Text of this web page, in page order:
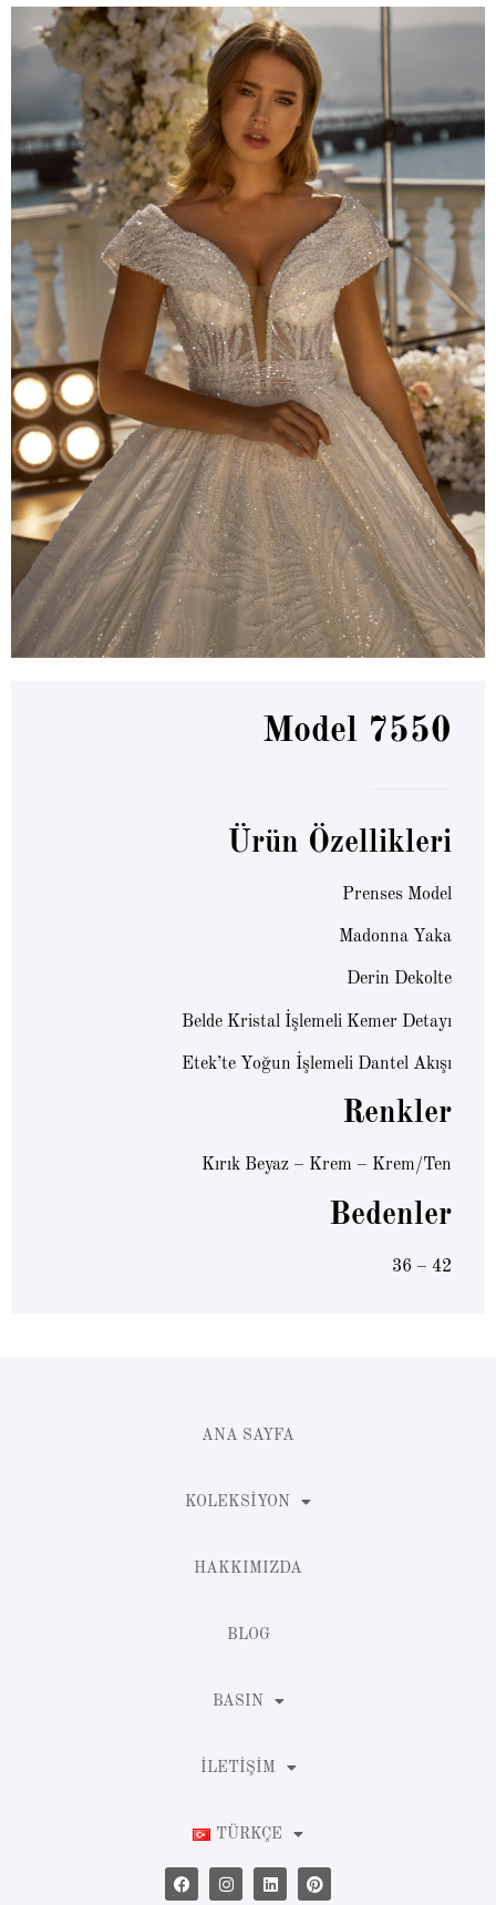
Model 7550
Ürün Özellikleri
Prenses Model
Madonna Yaka
Derin Dekolte
Belde Kristal İşlemeli Kemer Detayı
Etek’te Yoğun İşlemeli Dantel Akışı
Renkler
Kırık Beyaz – Krem – Krem/Ten
Bedenler
36 – 42
ANA SAYFA
KOLEKSIYON
HAKKIMIZDA
BLOG
BASIN
İLETIŞIM
TÜRKÇE